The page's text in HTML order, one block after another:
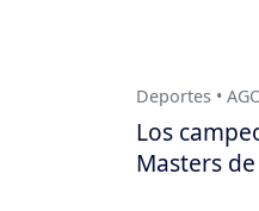
Deportes •
Los
Masters